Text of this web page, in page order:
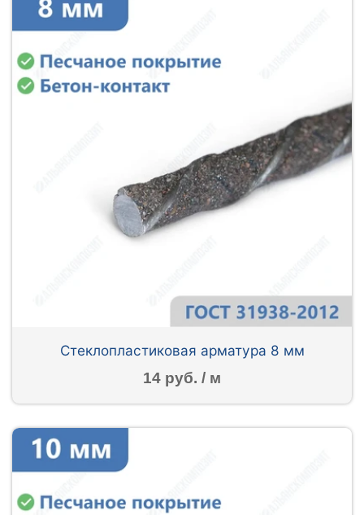
Стеклопластиковая арматура 8 мм
14 руб. / м